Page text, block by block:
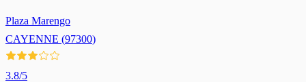
Plaza Marengo
CAYENNE (97300)
3.8/5